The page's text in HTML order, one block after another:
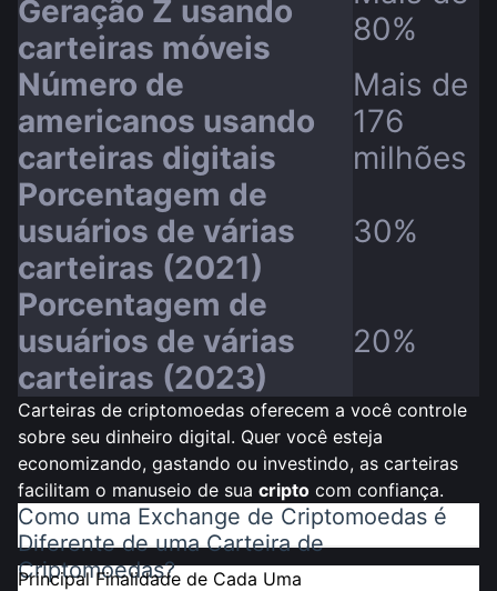
Geração Z usando
carteiras móveis
80%
Número de
americanos usando
carteiras digitais
Mais de
176
milhões
Porcentagem de
usuários de várias
carteiras (2021)
30%
Porcentagem de
usuários de várias
carteiras (2023)
20%
Carteiras de criptomoedas oferecem a você controle
sobre seu dinheiro digital. Quer você esteja
economizando, gastando ou investindo, as carteiras
facilitam o manuseio de sua cripto com confiança.
Como uma Exchange de Criptomoedas é
Diferente de uma Carteira de
Criptomoedas?
Principal Finalidade de Cada Uma